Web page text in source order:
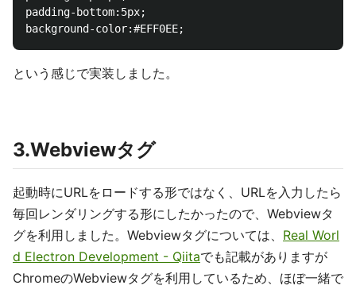
padding-bottom:5px;
という感じで実装しました。
3.Webviewタグ
起動時にURLをロードする形ではなく、URLを入力したら
毎回レンダリングする形にしたかったので、Webviewタ
グを利用しました。Webviewタグについては、 Real Worl
d Electron Development - Qiitaでも記載がありますが
ChromeのWebviewタグを利用しているため、ほぼ一緒で